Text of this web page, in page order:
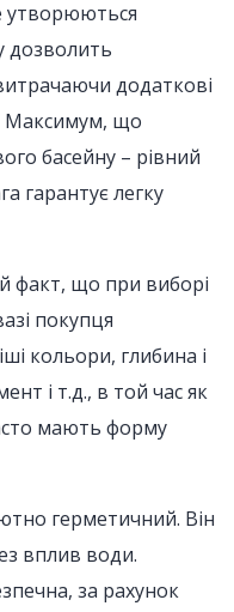
утворюються
дозволить
додаткові
Максимум, що
басейну – рівний
гарантує легку
факт, що при виборі
покупця
кольори, глибина і
і т.д., в той час як
мають форму
герметичний. Він
вплив води.
за рахунок